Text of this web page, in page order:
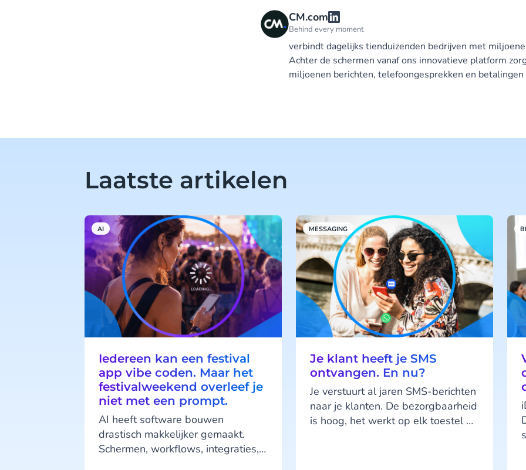
CM.com
Behind every moment
verbindt dagelijks tienduizenden bedrijven met
Achter de schermen vanaf ons innovatieve platform
miljoenen berichten, telefoongesprekken en
Laatste artikelen
AI
Iedereen kan een festival
app vibe coden. Maar het
festivalweekend overleef je
niet met een prompt.
AI heeft software bouwen
drastisch makkelijker gemaakt.
Schermen, workflows, integraties,
MESSAGING
Je klant heeft je SMS
ontvangen. En nu?
Je verstuurt al jaren SMS-berichten
naar je klanten. De bezorgbaarheid
is hoog, het werkt op elk toestel en